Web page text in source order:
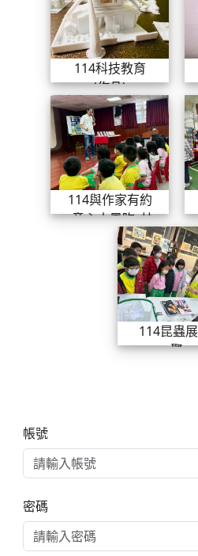
114科技教育
(作品)
114
114與作家有約
_童心大風吹_林
世仁老師
114昆蟲
聚
帳號
密碼